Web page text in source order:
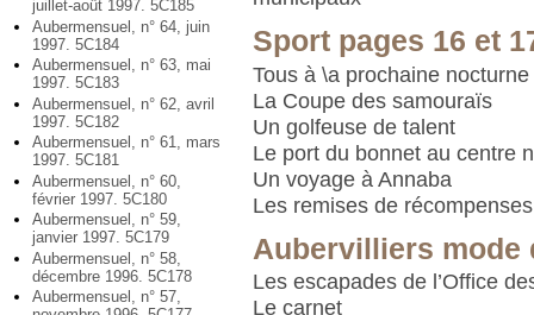
juillet-août 1997. 5C185
Aubermensuel, n° 64, juin
1997. 5C184
Aubermensuel, n° 63, mai
1997. 5C183
Aubermensuel, n° 62, avril
1997. 5C182
Aubermensuel, n° 61, mars
1997. 5C181
Aubermensuel, n° 60,
février 1997. 5C180
Aubermensuel, n° 59,
janvier 1997. 5C179
Aubermensuel, n° 58,
décembre 1996. 5C178
Aubermensuel, n° 57,
Sport pages 16 et
Tous à \a prochaine
La Coupe des samouraïs
Un golfeuse de talent
Le port du bonnet au centre
Un voyage à Annaba
Les remises de
Aubervilliers mode
Les escapades de l’Office
Le carnet